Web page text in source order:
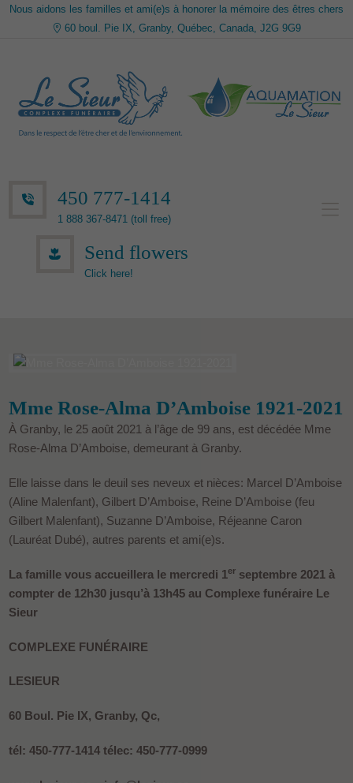
Nous aidons les familles et ami(e)s à honorer la mémoire des êtres chers
60 boul. Pie IX, Granby, Québec, Canada, J2G 9G9
450 777-1414
1 888 367-8471 (toll free)
Send flowers
Click here!
Mme Rose-Alma D’Amboise 1921-2021
À Granby, le 25 août 2021 à l’âge de 99 ans, est décédée Mme
Rose-Alma D’Amboise, demeurant à Granby.
Elle laisse dans le deuil ses neveux et nièces: Marcel D’Amboise
(Aline Malenfant), Gilbert D’Amboise, Reine D’Amboise (feu
Gilbert Malenfant), Suzanne D’Amboise, Réjeanne Caron
(Lauréat Dubé), autres parents et ami(e)s.
La famille vous accueillera le mercredi 1er septembre 2021 à
compter de 12h30 jusqu’à 13h45 au Complexe funéraire Le
Sieur
COMPLEXE FUNÉRAIRE
LESIEUR
60 Boul. Pie IX, Granby, Qc,
tél: 450-777-1414 télec: 450-777-0999